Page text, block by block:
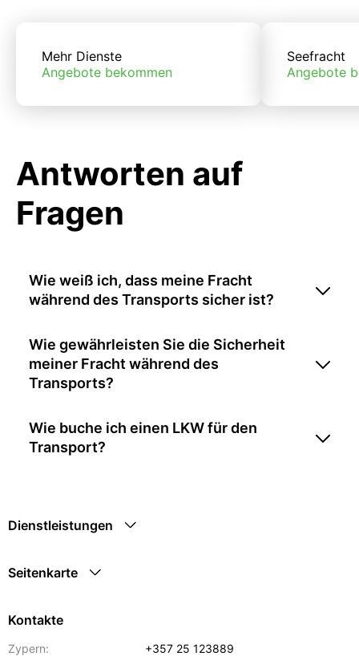
Mehr Dienste
Angebote bekommen
Seefracht
Angebote
Antworten auf
Fragen
Wie weiß ich, dass meine Fracht
während des Transports sicher ist?
Wie gewährleisten Sie die Sicherheit
meiner Fracht während des
Transports?
Wie buche ich einen LKW für den
Transport?
Dienstleistungen
Seitenkarte
Kontakte
Zypern:
+357 25 123889